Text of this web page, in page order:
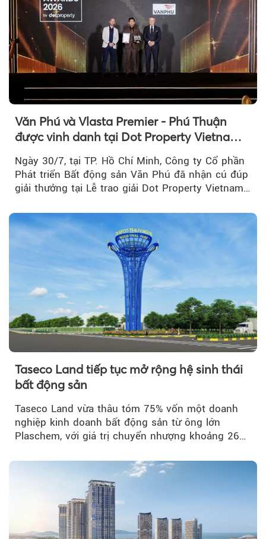
Văn Phú và Vlasta Premier - Phú Thuận
được vinh danh tại Dot Property Vietnam
Ngày 30/7, tại TP. Hồ Chí Minh, Công ty Cổ phần
Phát triển Bất động sản Văn Phú đã nhận cú đúp
giải thưởng tại Lễ trao giải Dot Property Vietnam
Taseco Land tiếp tục mở rộng hệ sinh thái
bất động sản
Taseco Land vừa thâu tóm 75% vốn một doanh
nghiệp kinh doanh bất động sản từ ông lớn
Plaschem, với giá trị chuyển nhượng khoảng 262